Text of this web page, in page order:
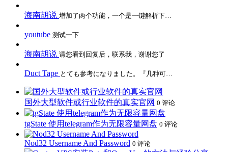
海南胡说 增加了两个功能，一个是一键解析下…
youtube 测试一下
海南胡说 请您看到回复后，联系我，谢谢您了
Duct Tape とても参考になりました。『几种可…
国外大型软件或行业软件的真实官网 0 评论
tgState 使用telegram作为无限容量网盘 0 评论
Nod32 Username And Password 0 评论